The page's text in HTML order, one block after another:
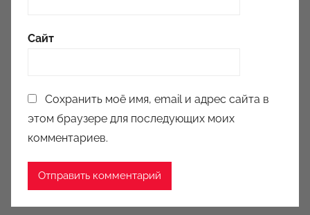
Сайт
Сохранить моё имя, email и адрес сайта в
этом браузере для последующих моих
комментариев.